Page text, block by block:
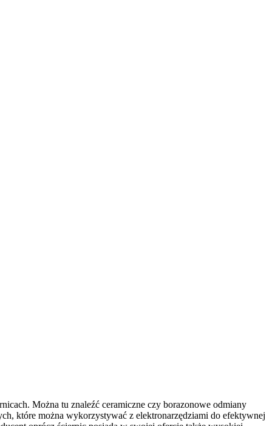
Można tu znaleźć ceramiczne czy borazonowe odmiany
które można wykorzystywać z elektronarzędziami do efektywnej